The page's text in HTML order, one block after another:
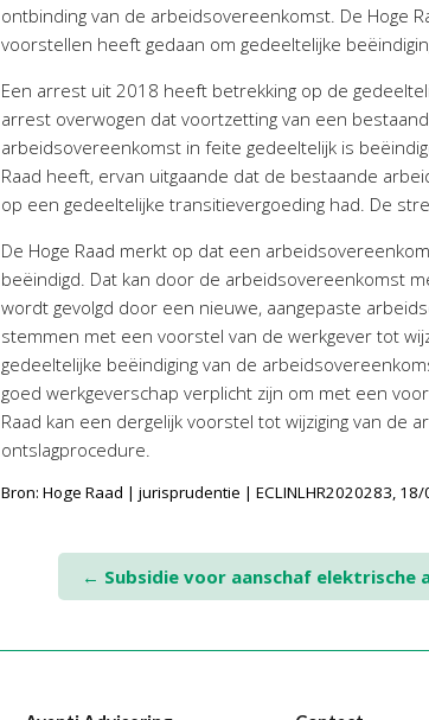
ontbinding van de arbeidsovereenkomst. De Hoge
voorstellen heeft gedaan om gedeeltelijke
Een arrest uit 2018 heeft betrekking op de
arrest overwogen dat voortzetting van een
arbeidsovereenkomst in feite gedeeltelijk is
Raad heeft, ervan uitgaande dat de bestaande
op een gedeeltelijke transitievergoeding had. De
De Hoge Raad merkt op dat een
beëindigd. Dat kan door de arbeidsovereenkomst
wordt gevolgd door een nieuwe, aangepaste
stemmen met een voorstel van de werkgever tot
gedeeltelijke beëindiging van de
goed werkgeverschap verplicht zijn om met een
Raad kan een dergelijk voorstel tot wijziging van
ontslagprocedure.
Bron: Hoge Raad | jurisprudentie | ECLINLHR2020283,
← Subsidie voor aanschaf elektrische